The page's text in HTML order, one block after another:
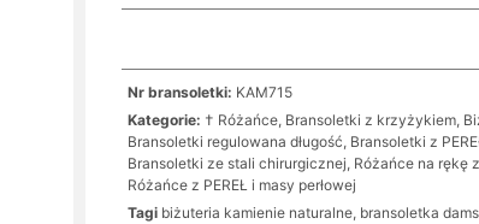
Nr bransoletki: KAM715
Kategorie: † Różańce, Bransoletki z krzyżykiem,
Bransoletki regulowana długość, Bransoletki z
Bransoletki ze stali chirurgicznej, Różańce na rękę
Różańce z PEREŁ i masy perłowej
Tagi biżuteria kamienie naturalne, bransoletka